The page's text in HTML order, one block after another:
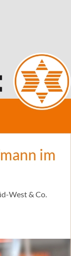
im
West & Co.